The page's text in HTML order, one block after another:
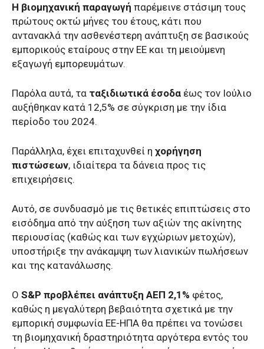
Η βιομηχανική παραγωγή παρέμεινε στάσιμη τους
πρώτους οκτώ μήνες του έτους, κάτι που
αντανακλά την ασθενέστερη ανάπτυξη σε βασικούς
εμπορικούς εταίρους στην ΕΕ και τη μειούμενη
εξαγωγή εμπορευμάτων.
Παρόλα αυτά, τα ταξιδιωτικά έσοδα έως τον Ιούλιο
αυξήθηκαν κατά 12,5% σε σύγκριση με την ίδια
περίοδο του 2024.
Παράλληλα, έχει επιταχυνθεί η χορήγηση
πιστώσεων, ιδιαίτερα τα δάνεια προς τις
επιχειρήσεις.
Αυτό, σε συνδυασμό με τις θετικές επιπτώσεις στο
εισόδημα από την αύξηση των αξιών της ακίνητης
περιουσίας (καθώς και των εγχώριων μετοχών),
υποστήριξε την ανάκαμψη των λιανικών πωλήσεων
και της κατανάλωσης.
Ο S&P προβλέπει ανάπτυξη ΑΕΠ 2,1% φέτος,
καθώς η μεγαλύτερη βεβαιότητα σχετικά με την
εμπορική συμφωνία ΕΕ-ΗΠΑ θα πρέπει να τονώσει
τη βιομηχανική δραστηριότητα αργότερα εντός του